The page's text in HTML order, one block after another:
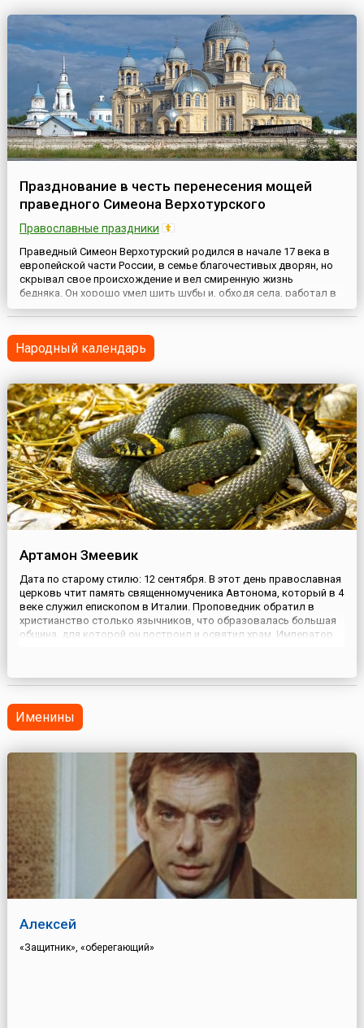
Празднование в честь перенесения мощей
праведного Симеона Верхотурского
Православные праздники
Праведный Симеон Верхотурский родился в начале 17 века в
европейской части России, в семье благочестивых дворян, но
скрывал свое происхождение и вел смиренную жизнь
бедняка. Он хорошо умел шить шубы и, обходя села, работал в
домах у крестьян, не принимая за труды никакого
вознаграждения. Чтобы избежать похвал за свою работу,
праведный Симеон оставлял ее незавершенной и уходил от
заказчиков. За это...
Народный календарь
Артамон Змеевик
Дата по старому стилю: 12 сентября. В этот день православная
церковь чтит память священномученика Автонома, который в 4
веке служил епископом в Италии. Проповедник обратил в
христианство столько язычников, что образовалась большая
община, для которой он построил и освятил храм. Император
Именины
Алексей
«Защитник», «оберегающий»